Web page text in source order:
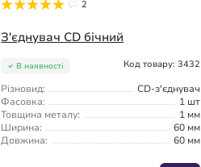
2
З'єднувач CD бічний
В наявності Код товару: 3432
Різновид:
CD-з'єднувач
Фасовка:
1 шт
Товщина металу:
1 мм
Ширина:
60 мм
Довжина:
60 мм